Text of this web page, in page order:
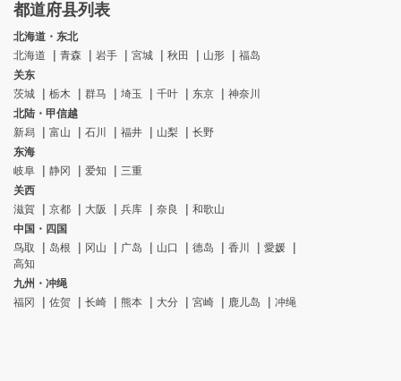
都道府县列表
北海道・东北
北海道
青森 岩手 宮城 秋田 山形
福岛
关东
茨城
栃木 群马 埼玉 千叶 东京
神奈川
北陆・甲信越
新舄
富山 石川 福井 山梨
长野
东海
岐阜
静冈 爱知
三重
关西
滋賀
京都 大阪 兵库 奈良
和歌山
中国・四国
鸟取
岛根 冈山 广岛 山口 德岛 香川
愛媛
高知
九州・冲绳
福冈
佐贺 长崎 熊本 大分 宮崎 鹿儿岛 冲绳